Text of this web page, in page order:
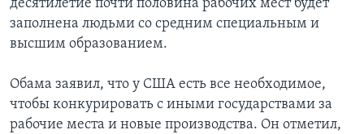
десятилетие почти половина рабочих мест будет
заполнена людьми со средним специальным и
высшим образованием.
Обама заявил, что у США есть все необходимое,
чтобы конкурировать с иными государствами за
рабочие места и новые производства. Он отметил,